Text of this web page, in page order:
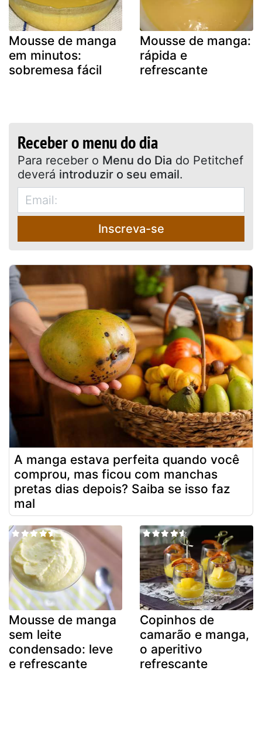
Mousse de manga
em minutos:
sobremesa fácil
Mousse de manga:
rápida e
refrescante
Receber o menu do dia
Para receber o Menu do Dia do Petitchef
deverá introduzir o seu email.
Inscreva-se
A manga estava perfeita quando você
comprou, mas ficou com manchas
pretas dias depois? Saiba se isso faz
mal
Mousse de manga
sem leite
condensado: leve
e refrescante
Copinhos de
camarão e manga,
o aperitivo
refrescante